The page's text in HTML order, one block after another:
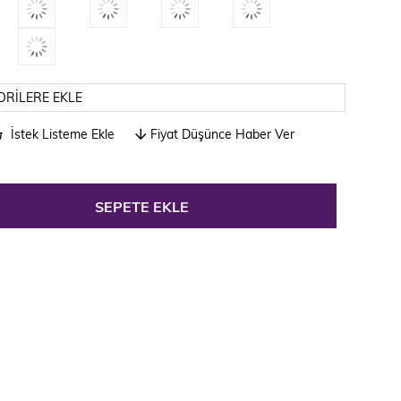
EKLE
İstek Listeme Ekle Fiyat Düşünce Haber Ver